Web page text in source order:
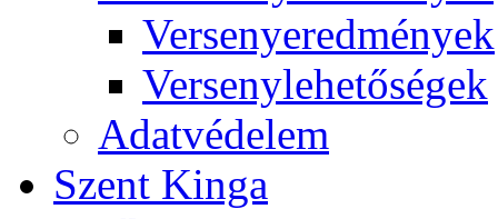
Versenyeredmények
Versenylehetőségek
Adatvédelem
Szent Kinga